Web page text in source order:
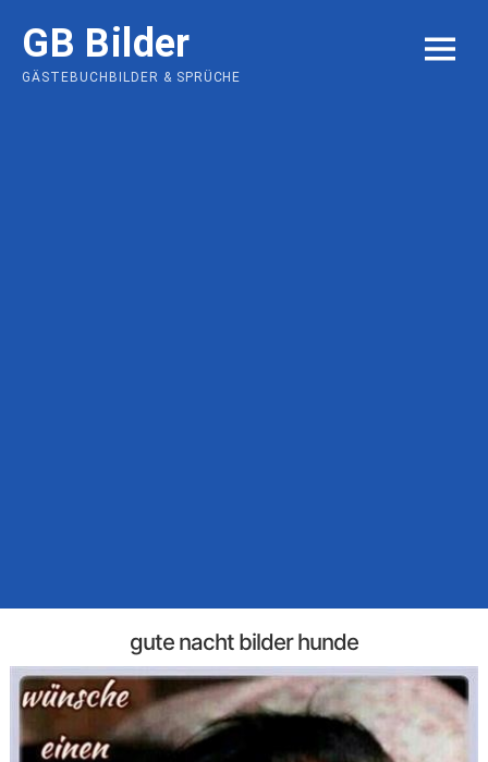
content
GB Bilder
GÄSTEBUCHBILDER & SPRÜCHE
MENU
gute nacht bilder hunde